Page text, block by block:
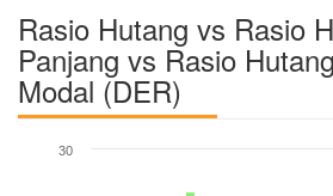
Rasio Hutang vs Rasio
Panjang vs Rasio
Modal (DER)
30